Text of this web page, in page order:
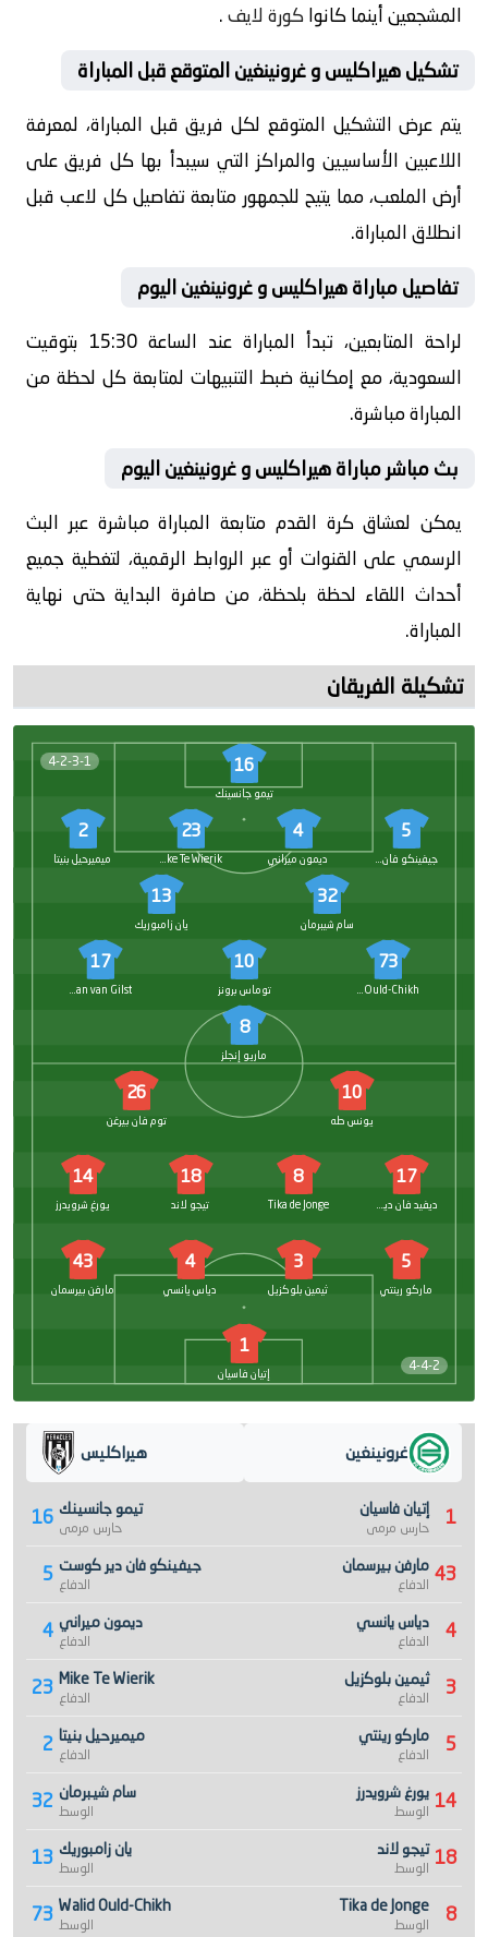
المشجعين أينما كانواكورة لايف.
تشكيل هيراكليس و غرونينغين المتوقع قبل المباراة
يتم عرض التشكيل المتوقع لكل فريق قبل المباراة، لمعرفة
اللاعبين الأساسيين والمراكز التي سيبدأ بها كل فريق على
أرض الملعب، مما يتيح للجمهور متابعة تفاصيل كل لاعب قبل
انطلاق المباراة.
تفاصيل مباراة هيراكليس و غرونينغين اليوم
لراحة المتابعين، تبدأ المباراة عند الساعة 15:30 بتوقيت
السعودية، مع إمكانية ضبط التنبيهات لمتابعة كل لحظة من
المباراة مباشرة.
بث مباشر مباراة هيراكليس و غرونينغين اليوم
يمكن لعشاق كرة القدم متابعة المباراة مباشرة عبر البث
الرسمي على القنوات أو عبر الروابط الرقمية، لتغطية جميع
أحداث اللقاء لحظة بلحظة، من صافرة البداية حتى نهاية
المباراة.
تشكيلة الفريقان
4-2-3-1 16
تيمو جانسينك
5
جيفينكو فان دير كوست
4
ديمون ميراني
23
Mike Te Wierik
2
ميميرحيل بنيتا
32
سام شيبرمان
13
يان زامبوريك
73
Walid Ould-Chikh
10
توماس برونز
17
Tristan van Gilst
8
ماريو إنجلز
4-4-2
10
يونس طه
26
توم فان بيرغن
17
ديفيد فان دير ويرف
8
Tika de Jonge
18
تيجو لاند
14
يورغ شرويدرز
5
ماركو رينتي
3
ثيمين بلوكزيل
4
دياس يانسي
43
مارفن بيرسمان
1
إتيان فاسيان
هيراكليس
16 تيمو جانسينك
حارس مرمى
5 جيفينكو فان دير كوست
الدفاع
4 ديمون ميراني
الدفاع
23 Mike Te Wierik
الدفاع
2 ميميرحيل بنيتا
الدفاع
32 سام شيبرمان
الوسط
13 يان زامبوريك
الوسط
73 Walid Ould-Chikh
الوسط
غرونينغين
1 إتيان فاسيان
حارس مرمى
43 مارفن بيرسمان
الدفاع
4 دياس يانسي
الدفاع
3 ثيمين بلوكزيل
الدفاع
5 ماركو رينتي
الدفاع
14 يورغ شرويدرز
الوسط
18 تيجو لاند
الوسط
8
Tika de Jonge
الوسط